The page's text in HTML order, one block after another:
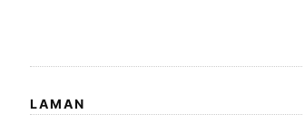
LAMAN